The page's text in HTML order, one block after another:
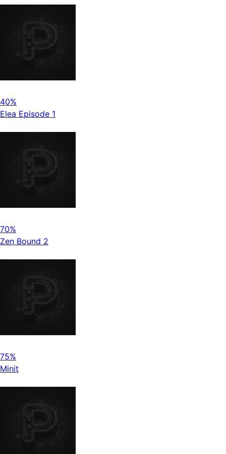
40%
Elea Episode 1
70%
Zen Bound 2
75%
Minit